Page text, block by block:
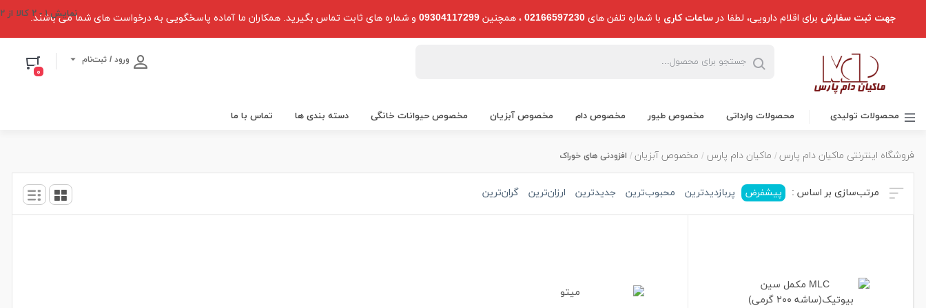
جهت ثبت سفارش برای اقلام دارویی، لطفا در ساعات کاری با شماره تلفن های 02166597230 ، همچنین 09304117299 و شماره های ثابت تماس بگیرید. همکاران ما آماده پاسخگویی به درخواست های شما می باشند.
۰
ورود / ثبت‌نام
محصولات تولیدی محصولات وارداتی مخصوص طیور مخصوص دام مخصوص آبزیان مخصوص حیوانات خانگی دسته بندی ها تماس با ما
فروشگاه اینترنتی ماکیان دام پارس ماکیان دام پارس مخصوص آبزیان افزودنی های خوراک
نمایش ۱ - ۲ کالا از ۲
مرتب‌سازی بر اساس : پیشفرض پربازدیدترین محبوب‌ترین جدیدترین ارزان‌ترین گران‌ترین